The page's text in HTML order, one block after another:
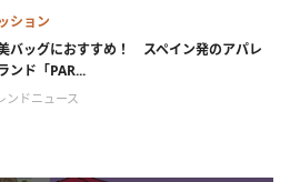
ション
バッグにおすすめ！ スペイン発のアパレ
ンド「PAR...
ンドニュース